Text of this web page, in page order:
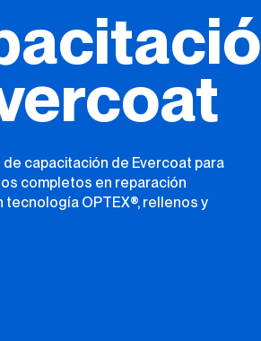
de capacitación de Evercoat para
completos en reparación
tecnología OPTEX®, rellenos y